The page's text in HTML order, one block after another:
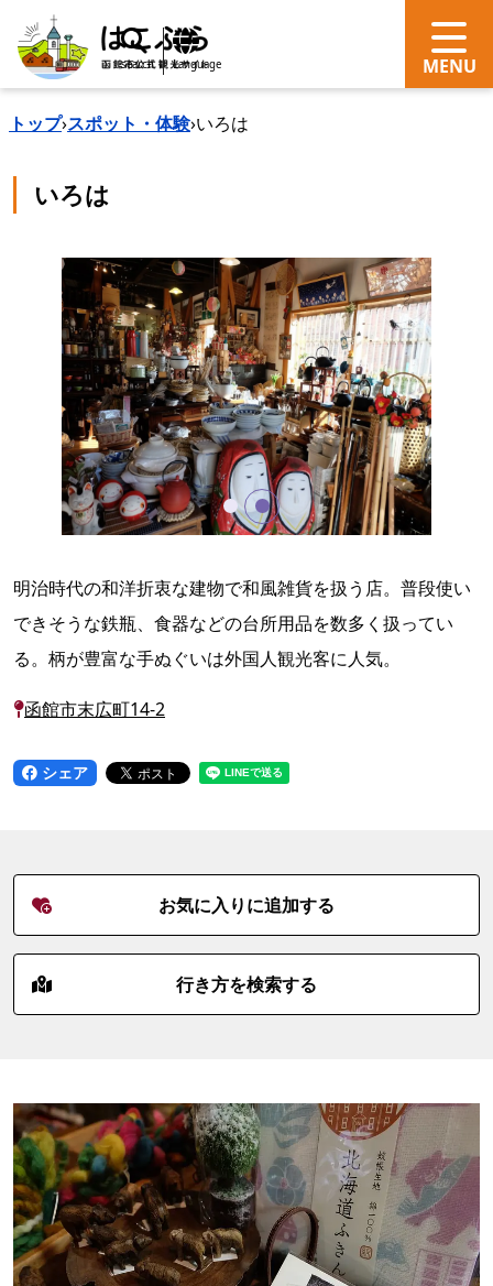
search Language
トップ›スポット・体験›いろは
いろは
明治時代の和洋折衷な建物で和風雑貨を扱う店。普段使い
できそうな鉄瓶、食器などの台所用品を数多く扱ってい
る。柄が豊富な手ぬぐいは外国人観光客に人気。
函館市末広町14-2
シェア
お気に入りに追加する
行き方を検索する